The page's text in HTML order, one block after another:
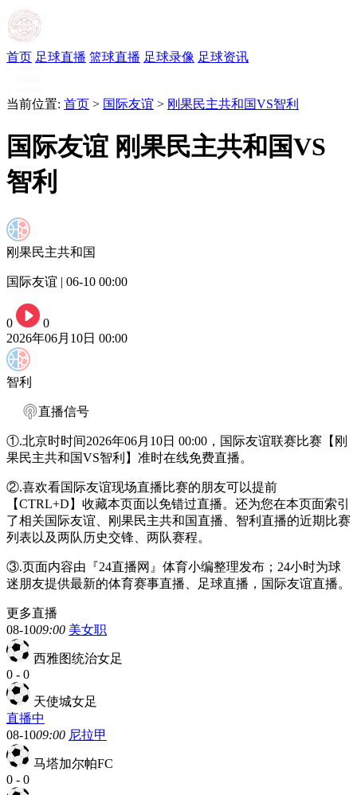
首页 足球直播 篮球直播 足球录像 足球资讯
当前位置: 首页 > 国际友谊 > 刚果民主共和国VS智利
国际友谊 刚果民主共和国VS
智利
刚果民主共和国
国际友谊 | 06-10 00:00
0
0
2026年06月10日 00:00
智利
直播信号
①.北京时时间2026年06月10日 00:00，国际友谊联赛比赛【刚
果民主共和国VS智利】准时在线免费直播。
②.喜欢看国际友谊现场直播比赛的朋友可以提前
【CTRL+D】收藏本页面以免错过直播。还为您在本页面索引
了相关国际友谊、刚果民主共和国直播、智利直播的近期比赛
列表以及两队历史交锋、两队赛程。
③.页面内容由『24直播网』体育小编整理发布；24小时为球
迷朋友提供最新的体育赛事直播、足球直播，国际友谊直播。
更多直播
08-1009:00 美女职
西雅图统治女足
0 - 0
天使城女足
直播中
08-1009:00 尼拉甲
马塔加尔帕FC
0 - 0